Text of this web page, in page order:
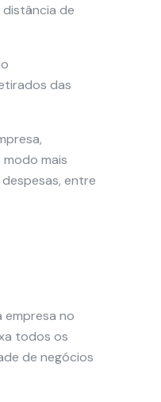
de
das
mais
entre
empresa no
todos os
de negócios